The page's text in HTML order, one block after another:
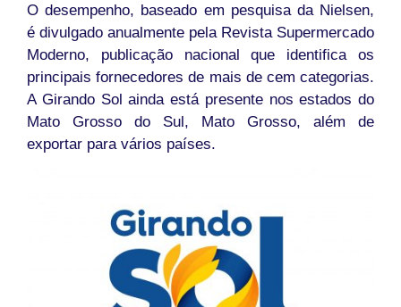
O desempenho, baseado em pesquisa da Nielsen,
é divulgado anualmente pela Revista Supermercado
Moderno, publicação nacional que identifica os
principais fornecedores de mais de cem categorias.
A Girando Sol ainda está presente nos estados do
Mato Grosso do Sul, Mato Grosso, além de
exportar para vários países.